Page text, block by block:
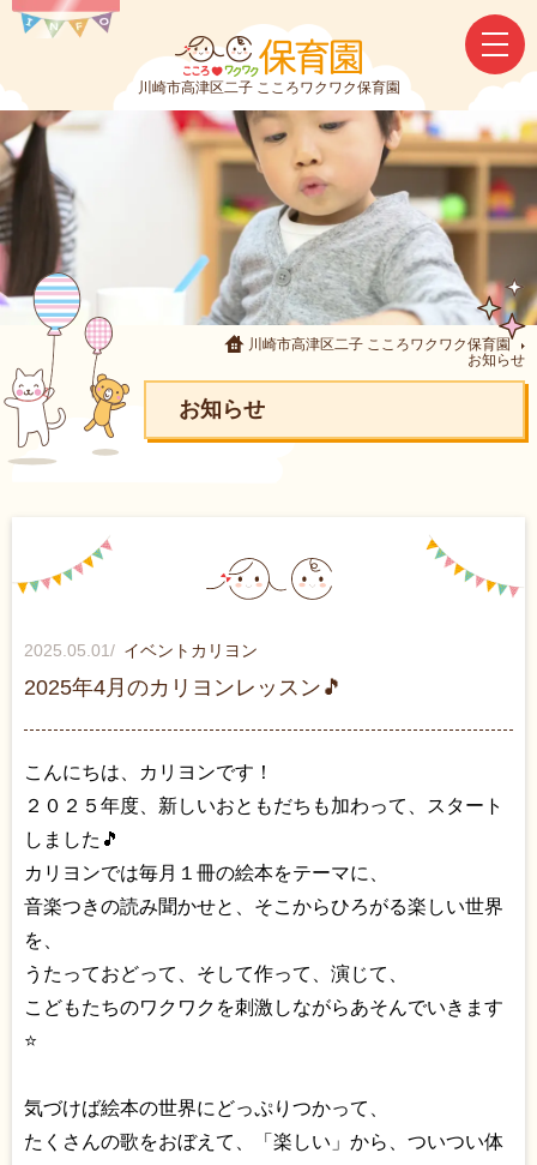
川崎市高津区二子 こころワクワク保育園
川崎市高津区二子 こころワクワク保育園
お知らせ
お知らせ
2025.05.01/ イベント カリヨン
2025年4月のカリヨンレッスン🎵
こんにちは、カリヨンです！
２０２５年度、新しいおともだちも加わって、スタート
しました🎵
カリヨンでは毎月１冊の絵本をテーマに、
音楽つきの読み聞かせと、そこからひろがる楽しい世界
を、
うたっておどって、そして作って、演じて、
こどもたちのワクワクを刺激しながらあそんでいきます
⭐️
気づけば絵本の世界にどっぷりつかって、
たくさんの歌をおぼえて、「楽しい」から、ついつい体